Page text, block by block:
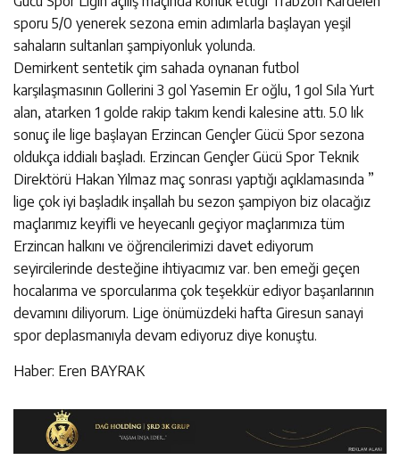
sporu 5/0 yenerek sezona emin adımlarla başlayan yeşil
sahaların sultanları şampiyonluk yolunda.
Demirkent sentetik çim sahada oynanan futbol
karşılaşmasının Gollerini 3 gol Yasemin Er oğlu, 1 gol Sıla Yurt
alan, atarken 1 golde rakip takım kendi kalesine attı. 5.0 lık
sonuç ile lige başlayan Erzincan Gençler Gücü Spor sezona
oldukça iddialı başladı. Erzincan Gençler Gücü Spor Teknik
Direktörü Hakan Yılmaz maç sonrası yaptığı açıklamasında ”
lige çok iyi başladık inşallah bu sezon şampiyon biz olacağız
maçlarımız keyifli ve heyecanlı geçiyor maçlarımıza tüm
Erzincan halkını ve öğrencilerimizi davet ediyorum
seyircilerinde desteğine ihtiyacımız var. ben emeği geçen
hocalarıma ve sporcularıma çok teşekkür ediyor başarılarının
devamını diliyorum. Lige önümüzdeki hafta Giresun sanayi
spor deplasmanıyla devam ediyoruz diye konuştu.
Haber: Eren BAYRAK